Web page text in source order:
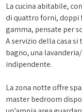
La cucina abitabile,
di quattro forni, doppi
gamma, pensate per
A servizio della casa
bagno, una
indipendente.
La zona notte offre
master bedroom